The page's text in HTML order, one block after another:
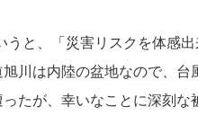
と、「災害リスクを体感出
川は内陸の盆地なので、台
たが、幸いなことに深刻